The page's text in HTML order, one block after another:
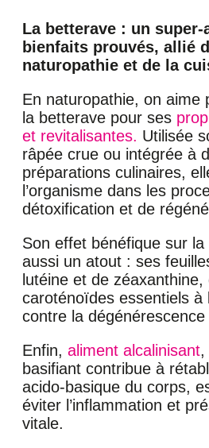
La betterave : un
bienfaits prouvés, allié
naturopathie et de la
En naturopathie, on aime
la betterave pour ses
et revitalisantes. Utilisée
râpée crue ou intégrée à
préparations culinaires,
l’organisme dans les
détoxification et de
Son effet bénéfique sur la
aussi un atout : ses
lutéine et de zéaxanthine,
caroténoïdes essentiels à
contre la dégénérescence
Enfin, aliment alcalinisant,
basifiant contribue à
acido-basique du corps,
éviter l’inflammation et
vitale.